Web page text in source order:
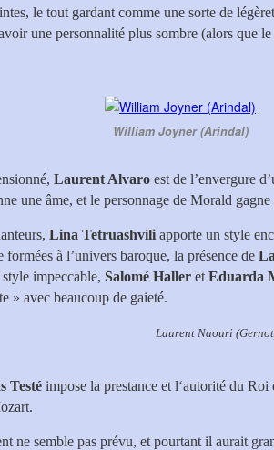
le tout gardant comme une sorte de
une personnalité plus sombre (alors que
William Joyner (Arindal)
Laurent Alvaro est de l’envergure
une âme, et le personnage de Morald
Lina Tetruashvili apporte un style
formées à l’univers baroque, la présence de
impeccable, Salomé Haller et Eduarda
» avec beaucoup de gaieté.
Naouri
Testé impose la prestance et l‘autorité du
ne semble pas prévu, et pourtant il aurait